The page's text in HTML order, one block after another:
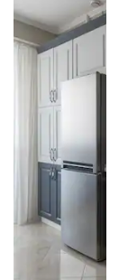
avaliação média